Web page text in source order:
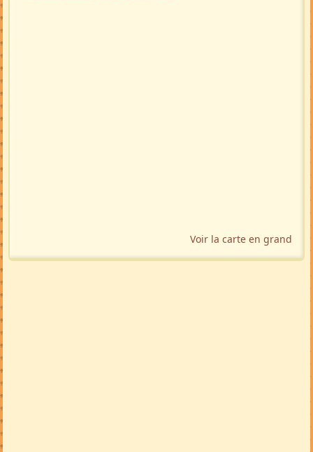
Voir la carte en grand